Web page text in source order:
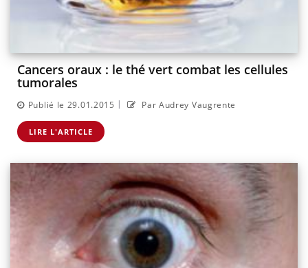
Cancers oraux : le thé vert combat les cellules
tumorales
Publié le 29.01.2015 | Par Audrey Vaugrente
LIRE L'ARTICLE